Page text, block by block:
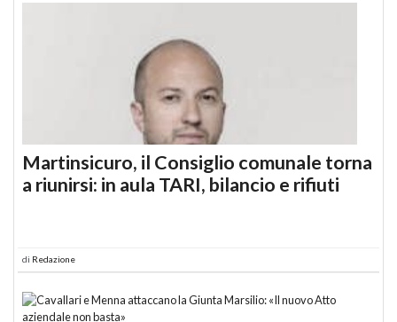
Martinsicuro, il Consiglio comunale torna
a riunirsi: in aula TARI, bilancio e rifiuti
di Redazione